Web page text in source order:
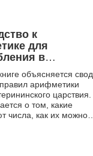
к
для
в
училищах
империи,
по
повелению
объясняется свод
арифметики
царствия.
о том, какие
числа, как их можно